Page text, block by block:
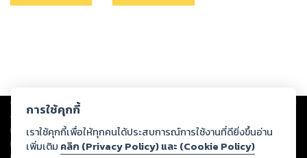
Copyright © 2026
ต่อผลงานหรือเนื้อหาใดที่อัปโหลดผ่านเว็บไซต์และปรากฏว่าละเมิดสิทธิใน
ทรัพย์สินทางปัญญาของบุคคลอื่นหรือขัดต่อกฎหมายและศีลธรรม ดังนั้น ผู้อ่าน
ทุกท่านโปรดใช้วิจารณญาณในการกลั่นกรองด้วยตนเอง และหากท่านพบว่าส่วน
การใช้คุกกี้
เราใช้คุกกี้เพื่อให้ทุกคนได้ประสบการณ์การใช้งานที่ดียิ่งขึ้นอ่าน
เพิ่มเติม คลิก (Privacy Policy) และ (Cookie Policy)